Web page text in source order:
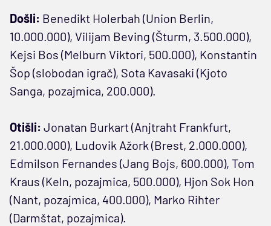
Došli: Benedikt Holerbah (Union Berlin,
10.000.000), Vilijam Beving (Šturm, 3.500.000),
Kejsi Bos (Melburn Viktori, 500.000), Konstantin
Šop (slobodan igrač), Sota Kavasaki (Kjoto
Sanga, pozajmica, 200.000).
Otišli: Jonatan Burkart (Anjtraht Frankfurt,
21.000.000), Ludovik Ažork (Brest, 2.000.000),
Edmilson Fernandes (Jang Bojs, 600.000), Tom
Kraus (Keln, pozajmica, 500.000), Hjon Sok Hon
(Nant, pozajmica, 400.000), Marko Rihter
(Darmštat, pozajmica).